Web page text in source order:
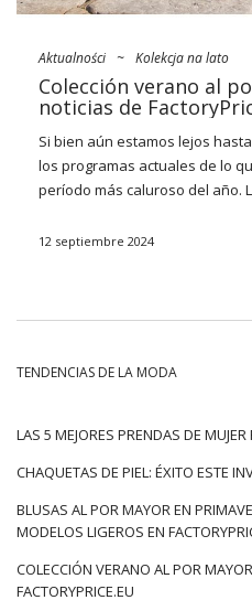
Aktualności ~ Kolekcja na lato
Colección verano al
noticias de
Si bien aún estamos lejos
los programas actuales de lo
período más caluroso del año.
semitransparentes en un estilo
para el verano de
será el precio?
Colección Verano 2022 en
na wiosnę, to ukłon w stronę
strukturalnych tkanin, a także
staną się jednym ze znaków
12 septiembre 2024
TENDENCIAS DE LA MODA
LAS 5 MEJORES PRENDAS DE
CHAQUETAS DE PIEL: ÉXITO ESTE
BLUSAS AL POR MAYOR EN
MODELOS LIGEROS EN
COLECCIÓN VERANO AL POR
FACTORYPRICE.EU